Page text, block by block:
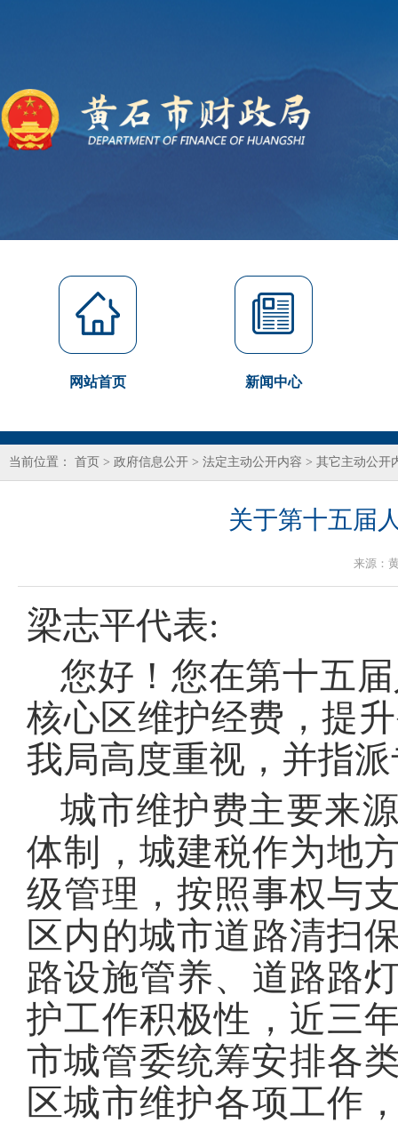
网站首页 新闻中心
当前位置： 首页 > 政府信息公开 > 法定主动公开内容 > 其它主动公开
关于第十五届
来源：
梁志平代表:
您好！您在第十五
核心区维护经费，提
我局高度重视，并指
城市维护费主要来
体制，城建税作为地
级管理，按照事权与
区内的城市道路清扫
路设施管养、道路路
护工作积极性，近三
市城管委统筹安排各
区城市维护各项工作